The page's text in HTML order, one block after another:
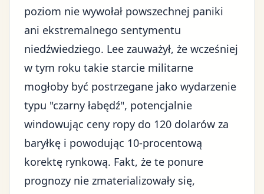
poziom nie wywołał powszechnej paniki
ani ekstremalnego sentymentu
niedźwiedziego. Lee zauważył, że wcześniej
w tym roku takie starcie militarne
mogłoby być postrzegane jako wydarzenie
typu "czarny łabędź", potencjalnie
windowując ceny ropy do 120 dolarów za
baryłkę i powodując 10-procentową
korektę rynkową. Fakt, że te ponure
prognozy nie zmaterializowały się,